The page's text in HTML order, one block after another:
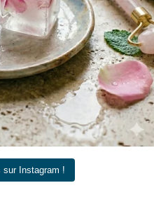
sur Instagram !